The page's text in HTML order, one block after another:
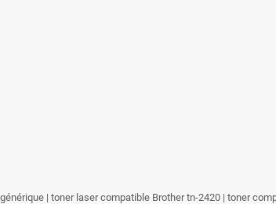
| toner laser compatible Brother tn-2420 | toner